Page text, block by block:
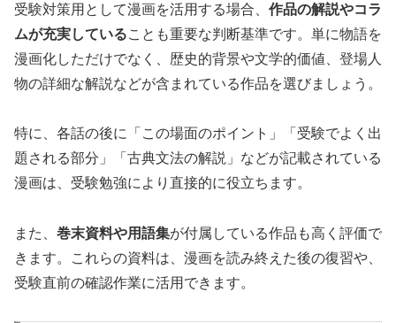
受験対策用として漫画を活用する場合、 作品の解説やコラ
ムが充実していることも重要な判断基準です。単に物語を
漫画化しただけでなく、歴史的背景や文学的価値、登場人
物の詳細な解説などが含まれている作品を選びましょう。
特に、各話の後に「この場面のポイント」「受験でよく出
題される部分」「古典文法の解説」などが記載されている
漫画は、受験勉強により直接的に役立ちます。
また、 巻末資料や用語集が付属している作品も高く評価で
きます。これらの資料は、漫画を読み終えた後の復習や、
受験直前の確認作業に活用できます。